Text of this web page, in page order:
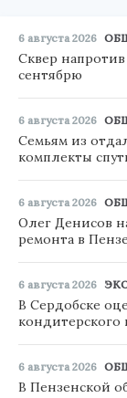
6 августа 2026
Сквер
сентябрю
6 августа 2026
Семьям из
комплекты
6 августа 2026
Олег Денисов
ремонта в Пензе
6 августа 2026
В Сердобске
кондитерского
6 августа 2026
В Пензенской